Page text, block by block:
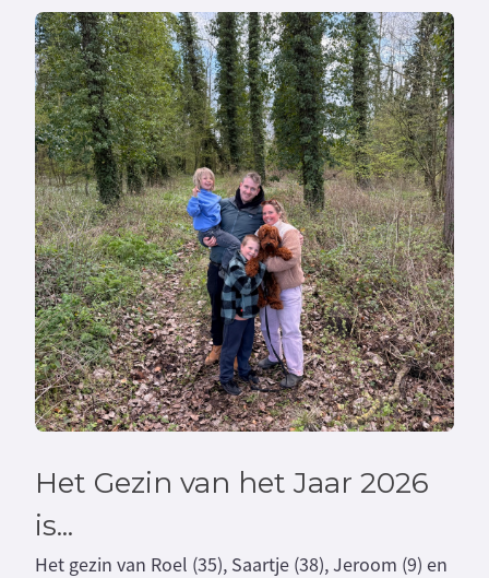
Het Gezin van het Jaar 2026
is...
Het gezin van Roel (35), Saartje (38), Jeroom (9) en